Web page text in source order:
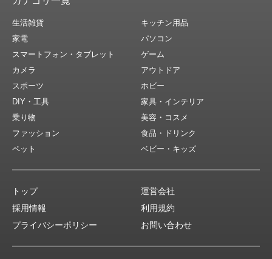
生活雑貨
キッチン用品
家電
パソコン
スマートフォン・タブレット
ゲーム
カメラ
アウトドア
スポーツ
ホビー
DIY・工具
家具・インテリア
乗り物
美容・コスメ
ファッション
食品・ドリンク
ペット
ベビー・キッズ
トップ
運営会社
採用情報
利用規約
プライバシーポリシー
お問い合わせ